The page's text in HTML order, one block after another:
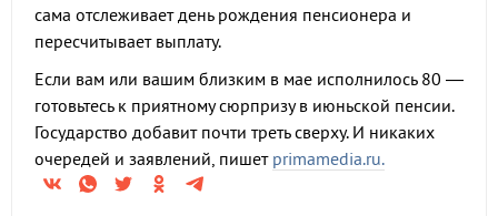
сама отслеживает день рождения пенсионера и
пересчитывает выплату.
Если вам или вашим близким в мае исполнилось 80 —
готовьтесь к приятному сюрпризу в июньской пенсии.
Государство добавит почти треть сверху. И никаких
очередей и заявлений, пишет primamedia.ru.